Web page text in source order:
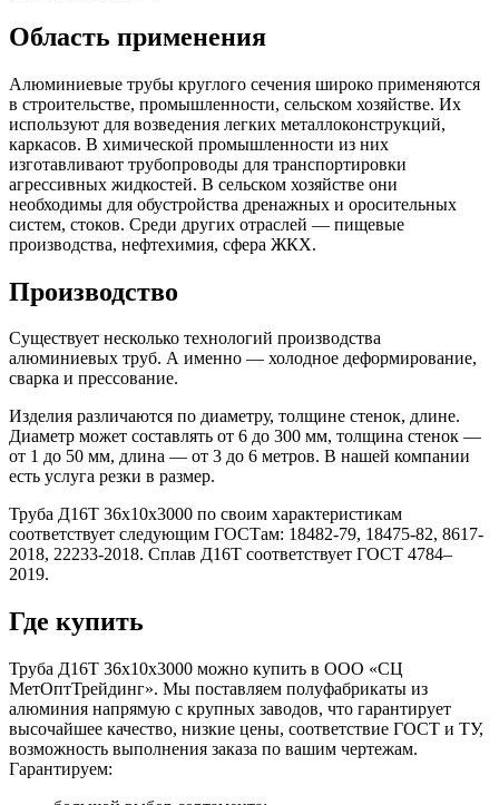
Область применения
Алюминиевые трубы круглого сечения широко применяются
в строительстве, промышленности, сельском хозяйстве. Их
используют для возведения легких металлоконструкций,
каркасов. В химической промышленности из них
изготавливают трубопроводы для транспортировки
агрессивных жидкостей. В сельском хозяйстве они
необходимы для обустройства дренажных и оросительных
систем, стоков. Среди других отраслей — пищевые
производства, нефтехимия, сфера ЖКХ.
Производство
Существует несколько технологий производства
алюминиевых труб. А именно — холодное деформирование,
сварка и прессование.
Изделия различаются по диаметру, толщине стенок, длине.
Диаметр может составлять от 6 до 300 мм, толщина стенок —
от 1 до 50 мм, длина — от 3 до 6 метров. В нашей компании
есть услуга резки в размер.
Труба Д16Т 36х10х3000 по своим характеристикам
соответствует следующим ГОСТам: 18482-79, 18475-82, 8617-
2018, 22233-2018. Сплав Д16Т соответствует ГОСТ 4784–
2019.
Где купить
Труба Д16Т 36х10х3000 можно купить в ООО «СЦ
МетОптТрейдинг». Мы поставляем полуфабрикаты из
алюминия напрямую с крупных заводов, что гарантирует
высочайшее качество, низкие цены, соответствие ГОСТ и ТУ,
возможность выполнения заказа по вашим чертежам.
Гарантируем: